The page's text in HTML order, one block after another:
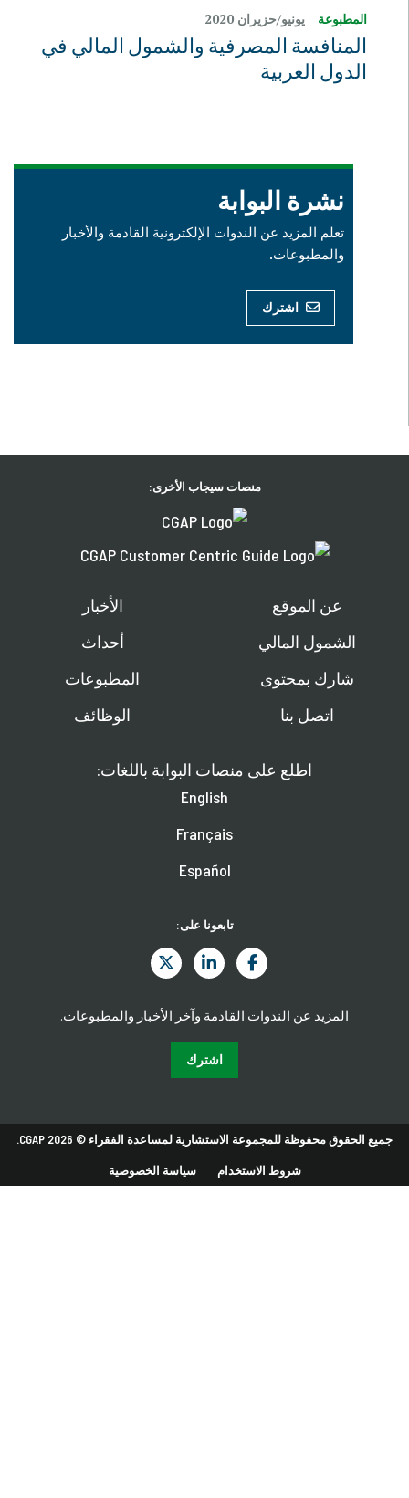
المطبوعة يونيو/حزيران 2020
المنافسة المصرفية والشمول المالي في
الدول العربية
نشرة البوابة
تعلم المزيد عن الندوات الإلكترونية القادمة والأخبار
والمطبوعات.
اشترك
منصات سيجاب الأخرى:
عن الموقع
الشمول المالي
شارك بمحتوى
اتصل بنا
الأخبار
أحداث
المطبوعات
الوظائف
اطلع على منصات البوابة باللغات:
English
Français
Español
تابعونا على:
المزيد عن الندوات القادمة وآخر الأخبار والمطبوعات.
اشترك
جميع الحقوق محفوظة للمجموعة الاستشارية لمساعدة الفقراء © 2026 CGAP.
شروط الاستخدام سياسة الخصوصية